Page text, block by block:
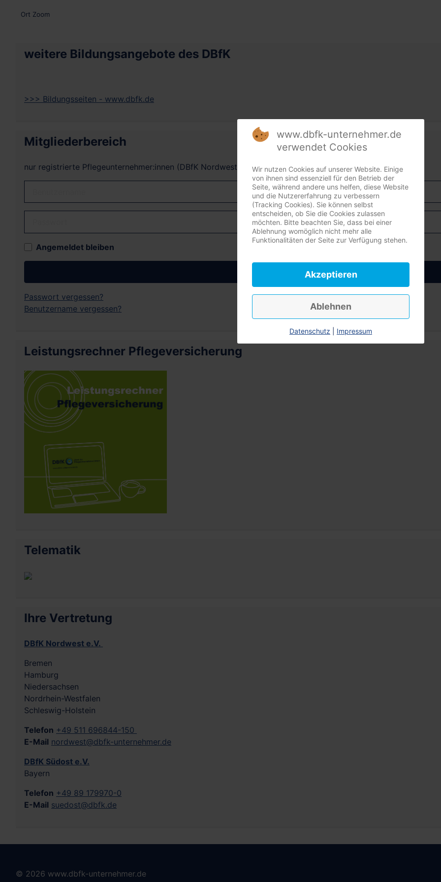
Ort Zoom
weitere Bildungsangebote des DBfK
>>> Bildungsseiten - www.dbfk.de
Mitgliederbereich
nur registrierte Pflegeunternehmer:innen (DBfK Nordwest + Südost)
Angemeldet bleiben
Anmelden
Passwort vergessen?
Benutzername vergessen?
Leistungsrechner Pflegeversicherung
Telematik
Ihre Vertretung
DBfK Nordwest e.V.
Bremen
Hamburg
Niedersachsen
Nordrhein-Westfalen
Schleswig-Holstein
Telefon +49 511 696844-150
E-Mail nordwest@dbfk-unternehmer.de
DBfK Südost e.V.
Bayern
Telefon +49 89 179970-0
E-Mail suedost@dbfk.de
© 2026 www.dbfk-unternehmer.de
www.dbfk-unternehmer.de
verwendet Cookies
Wir nutzen Cookies auf unserer Website. Einige
von ihnen sind essenziell für den Betrieb der
Seite, während andere uns helfen, diese Website
und die Nutzererfahrung zu verbessern
(Tracking Cookies). Sie können selbst
entscheiden, ob Sie die Cookies zulassen
möchten. Bitte beachten Sie, dass bei einer
Ablehnung womöglich nicht mehr alle
Funktionalitäten der Seite zur Verfügung stehen.
Akzeptieren
Ablehnen
Datenschutz Impressum